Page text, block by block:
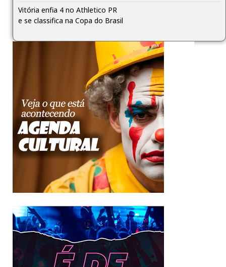
Vitória enfia 4 no Athletico PR
e se classifica na Copa do Brasil